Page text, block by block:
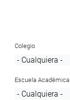
Colegio
Escuela Académica